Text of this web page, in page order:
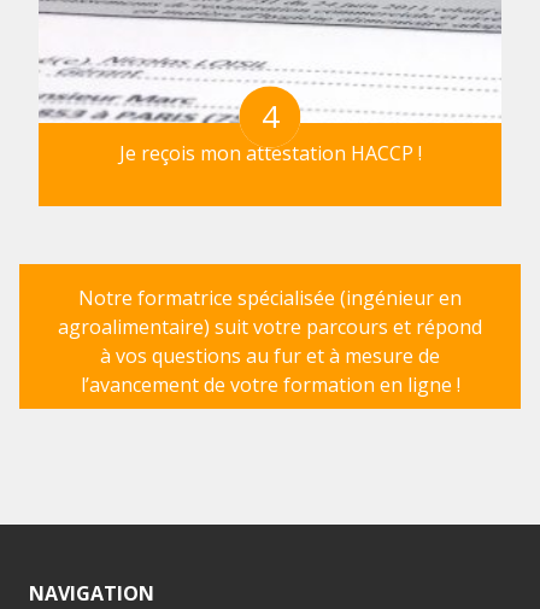
4
Je reçois mon attestation HACCP !
Notre formatrice spécialisée (ingénieur en
agroalimentaire) suit votre parcours et répond
à vos questions au fur et à mesure de
l’avancement de votre formation en ligne !
NAVIGATION